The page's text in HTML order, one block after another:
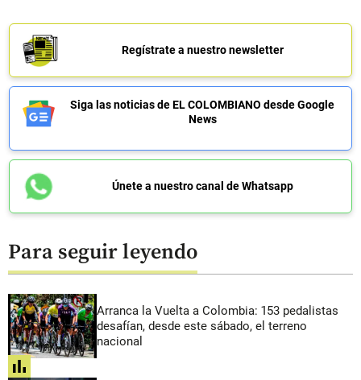
Regístrate a nuestro newsletter
Siga las noticias de EL COLOMBIANO desde Google
News
Únete a nuestro canal de Whatsapp
Para seguir leyendo
Arranca la Vuelta a Colombia: 153 pedalistas
desafían, desde este sábado, el terreno
nacional
share